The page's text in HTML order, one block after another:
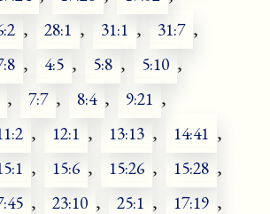
, 28:1 , 31:1 , 31:7 ,
, 4:5 , 5:8 , 5:10 ,
, 7:7 , 8:4 , 9:21 ,
, 12:1 , 13:13 , 14:41 ,
, 15:6 , 15:26 , 15:28 ,
, 23:10 , 25:1 , 17:19 ,